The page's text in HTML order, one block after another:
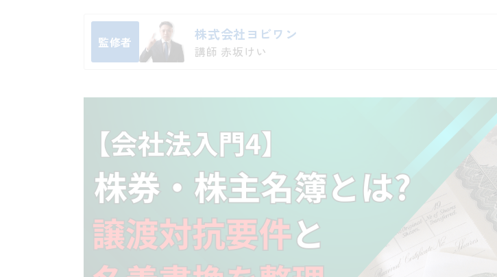
監修者 株式会社ヨビワン
講師 赤坂けい